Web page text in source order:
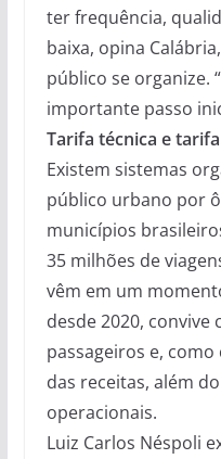
ter frequência,
baixa, opina
público se organize.
importante passo
Tarifa técnica e
Existem sistemas
público urbano por
municípios
35 milhões de
vêm em um
desde 2020, convive
passageiros e,
das receitas, além
operacionais.
Luiz Carlos Néspoli